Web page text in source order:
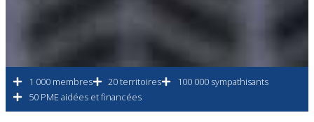
1 000 membres 20 territoires
100 000 sympathisants
50 PME aidées et financées